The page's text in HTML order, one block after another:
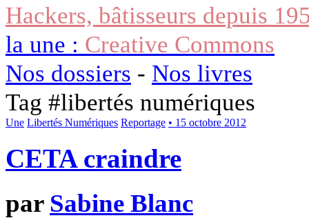
Hackers, bâtisseurs depuis
la une : Creative Commons
Nos dossiers - Nos livres
Tag #libertés numériques
Une Libertés Numériques Reportage • 15 octobre 2012
CETA craindre
par Sabine Blanc